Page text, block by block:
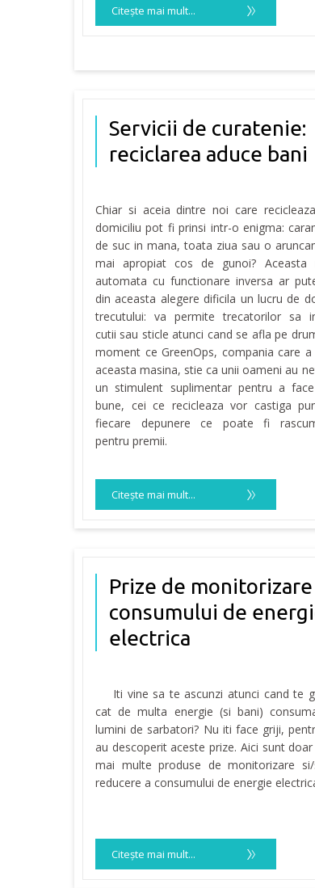
Citeşte mai mult...
Servicii de curatenie:
reciclarea aduce bani
Chiar si aceia dintre noi care
domiciliu pot fi prinsi intr-o enigma:
de suc in mana, toata ziua sau o
mai apropiat cos de gunoi? Aceasta
automata cu functionare inversa ar
din aceasta alegere dificila un lucru de
trecutului: va permite trecatorilor sa
cutii sau sticle atunci cand se afla pe
moment ce GreenOps, compania care a
aceasta masina, stie ca unii oameni au
un stimulent suplimentar pentru a
bune, cei ce recicleaza vor castiga
fiecare depunere ce poate fi
pentru premii.
Citeşte mai mult...
Prize de monitorizare
consumului de
electrica
Iti vine sa te ascunzi atunci cand te
cat de multa energie (si bani)
lumini de sarbatori? Nu iti face griji,
au descoperit aceste prize. Aici sunt
mai multe produse de monitorizare
reducere a consumului de energie
Citeşte mai mult...